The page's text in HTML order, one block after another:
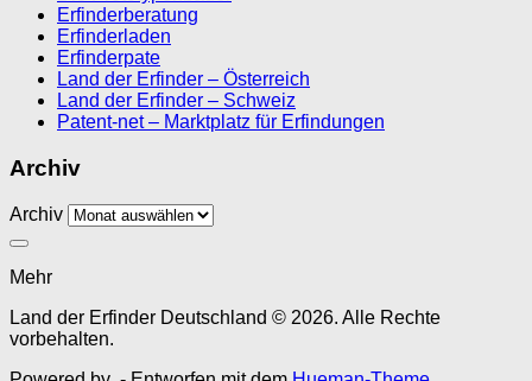
Erfinderberatung
Erfinderladen
Erfinderpate
Land der Erfinder – Österreich
Land der Erfinder – Schweiz
Patent-net – Marktplatz für Erfindungen
Archiv
Archiv
Mehr
Land der Erfinder Deutschland © 2026. Alle Rechte
vorbehalten.